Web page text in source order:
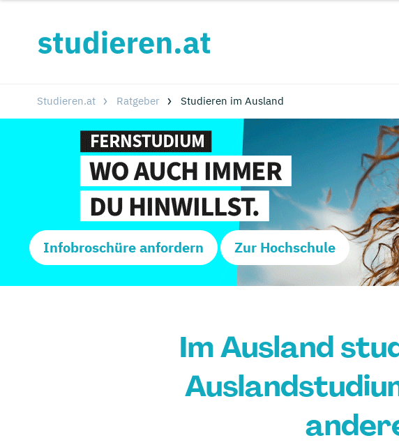
Studieren.at Ratgeber Studieren im Ausland
Infobroschüre anfordern Zur Hochschule
Im Ausland